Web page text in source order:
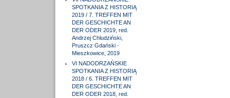
SPOTKANIA Z HISTORIĄ
2019 / 7. TREFFEN MIT
DER GESCHICHTE AN
DER ODER 2019, red.
Andrzej Chludziński,
Pruszcz Gdański -
Mieszkowice, 2019
VI NADODRZAŃSKIE
SPOTKANIA Z HISTORIĄ
2018 / 6. TREFFEN MIT
DER GESCHICHTE AN
DER ODER 2018, red.